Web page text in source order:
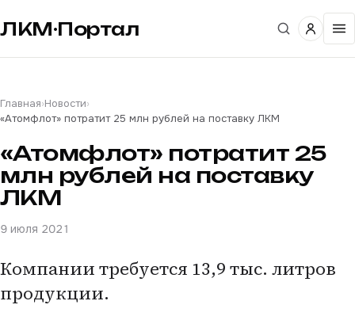
ЛКМ·Портал
Главная›Новости›
«Атомфлот» потратит 25 млн рублей на поставку ЛКМ
«Атомфлот» потратит 25
млн рублей на поставку
ЛКМ
9 июля 2021
Компании требуется 13,9 тыс. литров
продукции.